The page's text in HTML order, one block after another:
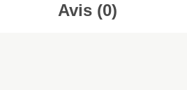
Avis (0)